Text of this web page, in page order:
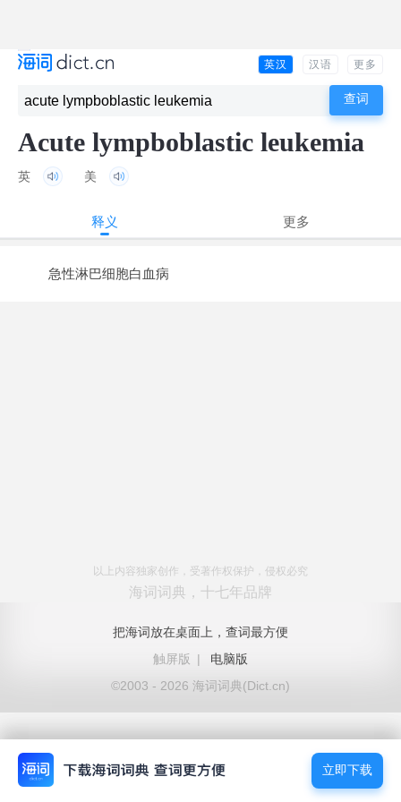
英汉 汉语 更多
Acute lympboblastic leukemia
英 美
释义 更多
急性淋巴细胞白血病
以上内容独家创作，受著作权保护，侵权必究
海词词典，十七年品牌
把海词放在桌面上，查词最方便
触屏版
|
电脑版
©2003 - 2026 海词词典(Dict.cn)
立即下载
立即下载